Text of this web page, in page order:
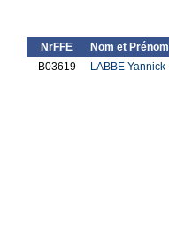
NrFFE Nom et Prénom
B03619
LABBE Yannick